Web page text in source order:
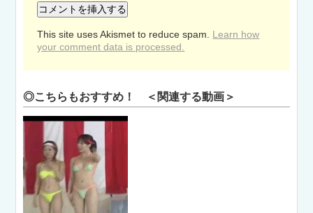
This site uses Akismet to reduce spam. Learn how
your comment data is processed.
◎こちらもおすすめ！ ＜関連する動画＞